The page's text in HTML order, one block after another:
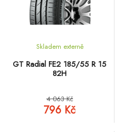
GT Radial FE2 185/55 R 15
82H
Skladem externě
4 063 Kč
796 Kč